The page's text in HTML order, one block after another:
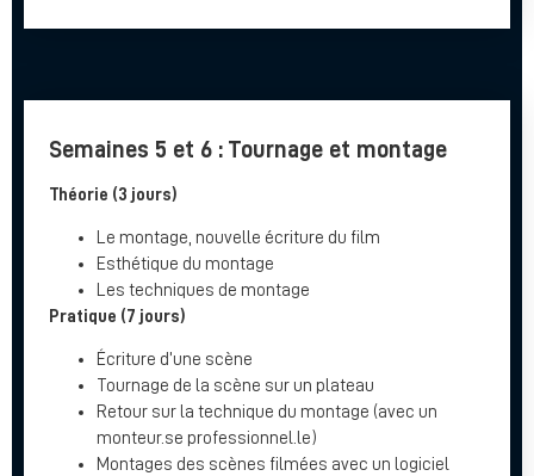
Semaines 5 et 6 : Tournage et montage
Théorie (3 jours)
Le montage, nouvelle écriture du film
Esthétique du montage
Les techniques de montage
Pratique (7 jours)
Écriture d’une scène
Tournage de la scène sur un plateau
Retour sur la technique du montage (avec un
monteur.se professionnel.le)
Montages des scènes filmées avec un logiciel